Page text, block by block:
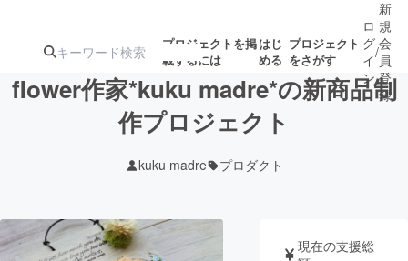
プロジェクトを掲
載するには
はじ
める
プロジェクト
をさがす
ジェクト
募集終了が近いプ
ロジェクト
アート・写真 音楽
ロ
グ
イ
ン
/
新
規
会
員
登
録
flower作家*kuku madre*の新商品制
作プロジェクト
kuku madre プロダクト
現在の支援総